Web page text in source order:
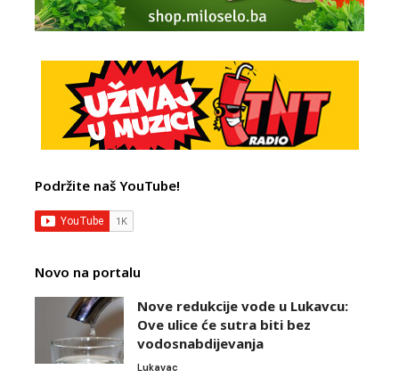
Podržite naš YouTube!
Novo na portalu
Nove redukcije vode u Lukavcu:
Ove ulice će sutra biti bez
vodosnabdijevanja
Lukavac